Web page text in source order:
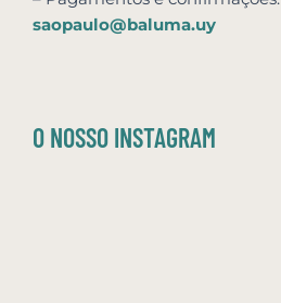
saopaulo@baluma.uy
O NOSSO INSTAGRAM